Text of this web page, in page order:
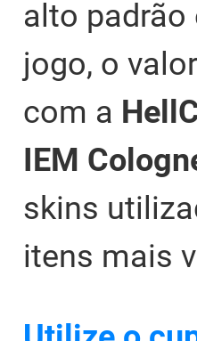
alto
jogo, o
com a
IEM
skins
itens mais